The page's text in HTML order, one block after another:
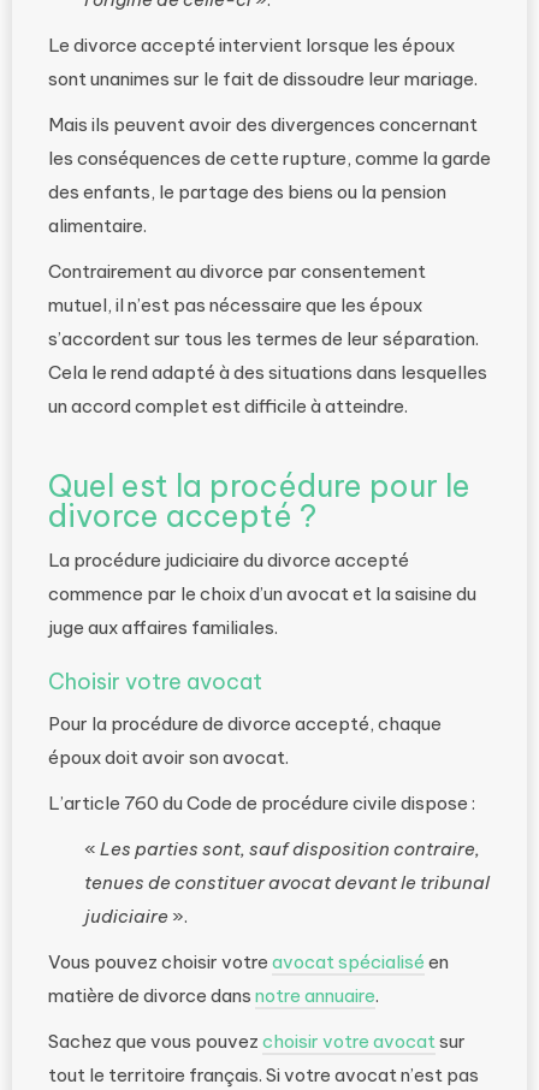
Le divorce accepté intervient lorsque les époux
sont unanimes sur le fait de dissoudre leur mariage.
Mais ils peuvent avoir des divergences concernant
les conséquences de cette rupture, comme la garde
des enfants, le partage des biens ou la pension
alimentaire.
Contrairement au divorce par consentement
mutuel, il n’est pas nécessaire que les époux
s’accordent sur tous les termes de leur séparation.
Cela le rend adapté à des situations dans lesquelles
un accord complet est difficile à atteindre.
Quel est la procédure pour le
divorce accepté ?
La procédure judiciaire du divorce accepté
commence par le choix d’un avocat et la saisine du
juge aux affaires familiales.
Choisir votre avocat
Pour la procédure de divorce accepté, chaque
époux doit avoir son avocat.
L’article 760 du Code de procédure civile dispose :
« Les parties sont, sauf disposition contraire,
tenues de constituer avocat devant le tribunal
judiciaire ».
Vous pouvez choisir votre avocat spécialisé en
matière de divorce dans notre annuaire.
Sachez que vous pouvez choisir votre avocatsur
tout le territoire français. Si votre avocat n’est pas